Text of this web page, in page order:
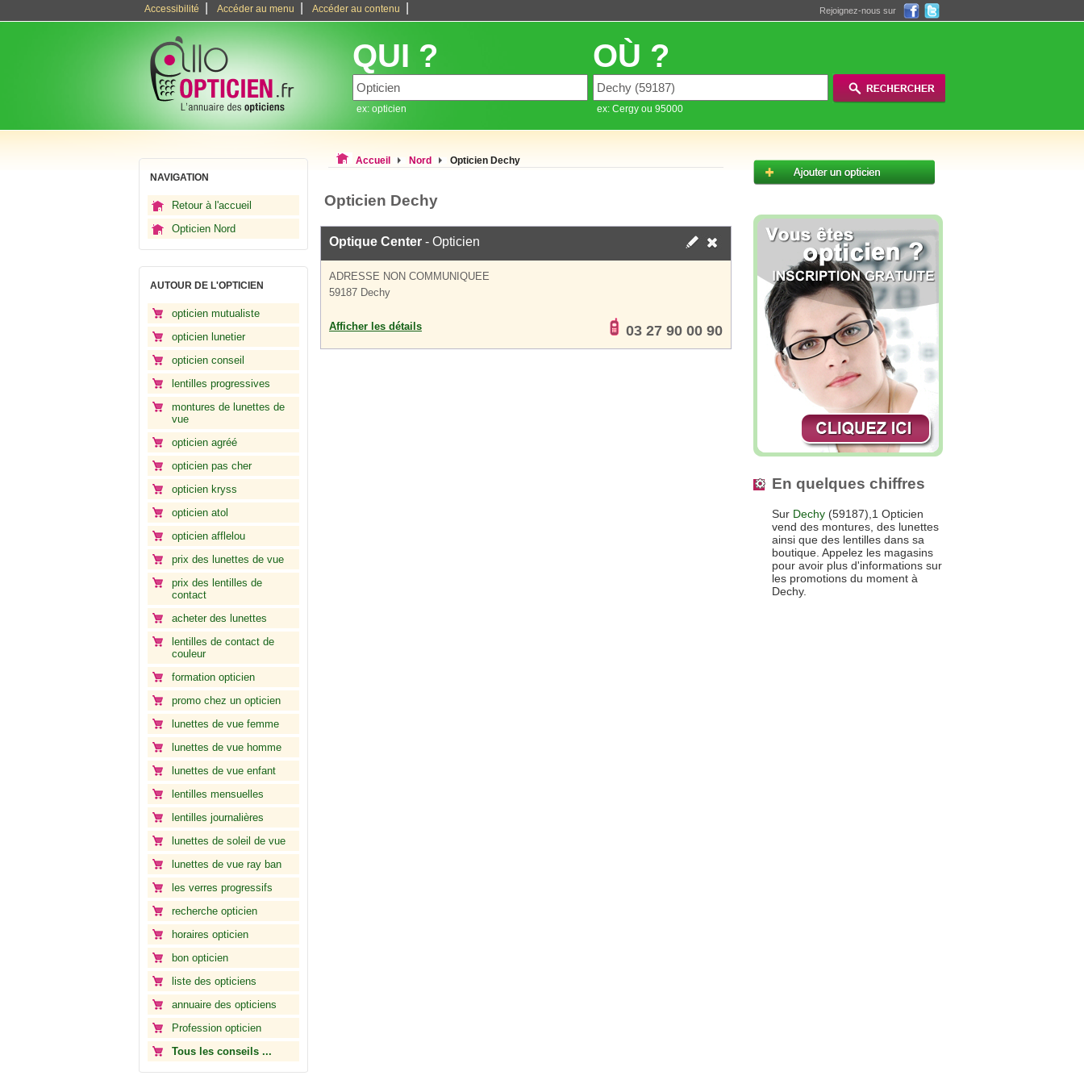
Accessibilité Accéder au menu Accéder au contenu Rejoignez-nous sur
QUI ?
ex: opticien
OÙ ?
ex: Cergy ou 95000
NAVIGATION
Retour à l'accueil
Opticien Nord
AUTOUR DE L'OPTICIEN
opticien mutualiste
opticien lunetier
opticien conseil
lentilles progressives
montures de lunettes de
vue
opticien agréé
opticien pas cher
opticien kryss
opticien atol
opticien afflelou
prix des lunettes de vue
prix des lentilles de
contact
acheter des lunettes
lentilles de contact de
couleur
formation opticien
promo chez un opticien
lunettes de vue femme
lunettes de vue homme
lunettes de vue enfant
lentilles mensuelles
lentilles journalières
lunettes de soleil de vue
lunettes de vue ray ban
les verres progressifs
recherche opticien
horaires opticien
bon opticien
liste des opticiens
annuaire des opticiens
Profession opticien
Tous les conseils ...
Accueil Nord Opticien Dechy
Opticien Dechy
Optique Center - Opticien
ADRESSE NON COMMUNIQUEE
59187 Dechy
Afficher les détails 03 27 90 00 90
En quelques chiffres
Sur Dechy (59187),1 Opticien
vend des montures, des lunettes
ainsi que des lentilles dans sa
boutique. Appelez les magasins
pour avoir plus d'informations sur
les promotions du moment à
Dechy.